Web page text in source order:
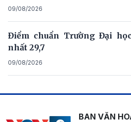
09/08/2026
Điểm chuẩn Trường Đại
nhất 29,7
09/08/2026
BAN VĂN